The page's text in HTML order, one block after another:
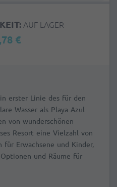
AUF LAGER
€
erster Linie des für den
Wasser als Playa Azul
von wunderschönen
Resort eine Vielzahl von
Erwachsene und Kinder,
und Räume für